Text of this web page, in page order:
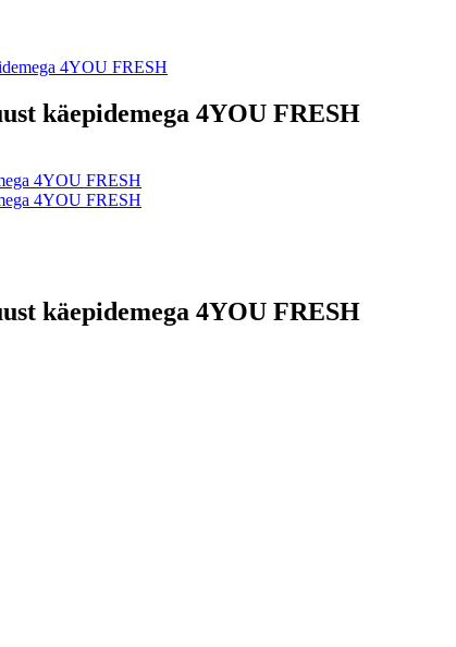
4YOU FRESH
käepidemega 4YOU FRESH
käepidemega 4YOU FRESH